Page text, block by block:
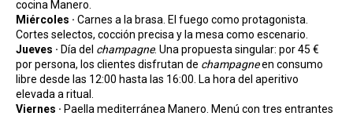
cocina Manero.
Miércoles · Carnes a la brasa. El fuego como protagonista.
Cortes selectos, cocción precisa y la mesa como escenario.
Jueves · Día del champagne. Una propuesta singular: por 45 €
por persona, los clientes disfrutan de champagneen consumo
libre desde las 12:00 hasta las 16:00. La hora del aperitivo
elevada a ritual.
Viernes · Paella mediterránea Manero. Menú con tres entrantes